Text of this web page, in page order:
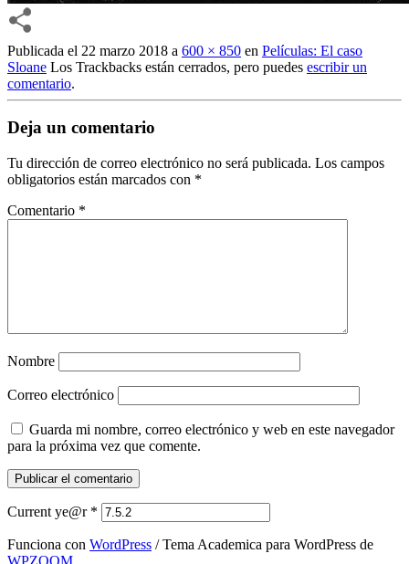
Publicada el 22 marzo 2018 a 600 × 850 en Películas: El caso
Sloane Los Trackbacks están cerrados, pero puedes escribir un
comentario.
Deja un comentario
Tu dirección de correo electrónico no será publicada. Los campos
obligatorios están marcados con *
Comentario *
Nombre
Correo electrónico
Guarda mi nombre, correo electrónico y web en este navegador
para la próxima vez que comente.
Current ye@r *
Funciona con WordPress / Tema Academica para WordPress de
WPZOOM